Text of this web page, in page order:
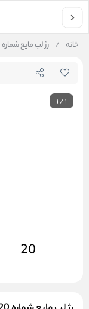
خانه / رژ لب مایع شماره 20 مدل my matte
1/1